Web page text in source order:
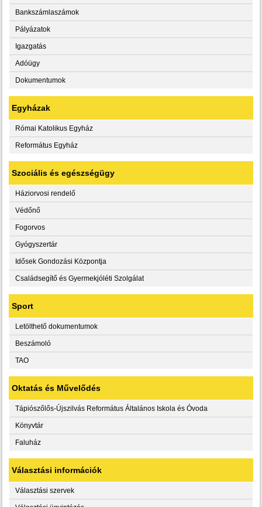
Bankszámlaszámok
Pályázatok
Igazgatás
Adóügy
Dokumentumok
Egyházak
Római Katolikus Egyház
Református Egyház
Szociális és egészségügy
Háziorvosi rendelő
Védőnő
Fogorvos
Gyógyszertár
Idősek Gondozási Központja
Családsegítő és Gyermekjóléti Szolgálat
Sport
Letölthető dokumentumok
Beszámoló
TAO
Oktatás és Művelődés
Tápiószőlős-Újszilvás Református Általános Iskola és Óvoda
Könyvtár
Faluház
Választási információk
Választási szervek